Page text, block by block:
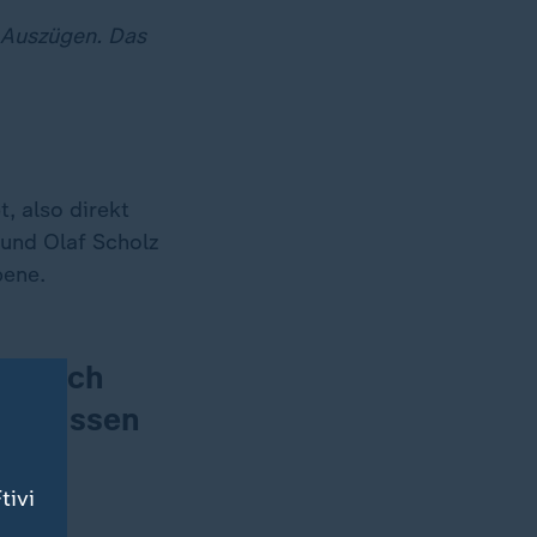
Das
also direkt
Olaf Scholz
sich
müssen